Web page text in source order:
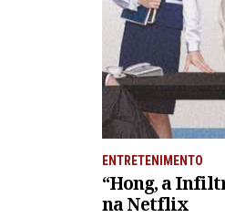
ENTRETENIMENTO
“Hong, a
na Netflix